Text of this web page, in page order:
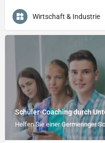
Wirtschaft & Industrie
Schüler-Coaching durch
Helfen Sie einer Germeringer